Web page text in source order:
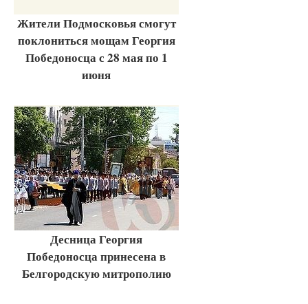
Жители Подмосковья смогут
поклониться мощам Георгия
Победоносца с 28 мая по 1
июня
Десница Георгия
Победоносца принесена в
Белгородскую митрополию